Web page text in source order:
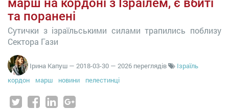
марш на кордоні з Ізраїлем, є вбиті
та поранені
Сутички з ізраїльськими силами трапились поблизу
Сектора Гази
Ірина Капуш — 2018-03-30 — 2026 переглядів
Ізраїль
кордон
марш новини пелестинці